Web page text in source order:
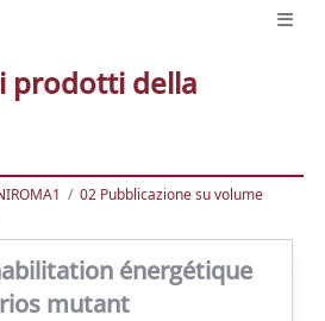
prodotti della
02 Pubblicazione su volume
énergétique
mutant